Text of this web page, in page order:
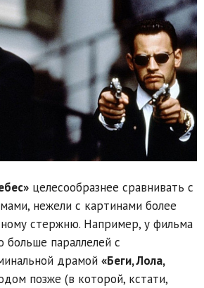
целесообразнее сравнивать с
нежели с картинами более
стержню. Например, у фильма
больше параллелей с
драмой «Беги, Лола,
позже (в которой, кстати,